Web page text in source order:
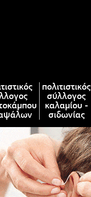
πολιτιστικός
σύλλογος
καλαμίου -
σιδωνίας